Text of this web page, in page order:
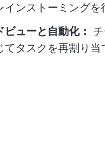
インストーミングを
ビューと自動化：
てタスクを再割り当